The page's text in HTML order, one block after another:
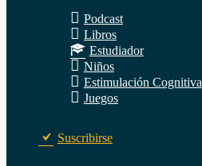
Podcast
Libros
Estudiador
Niños
Estimulación Cognitiva
Juegos
Suscribirse